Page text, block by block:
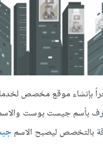
بإنشاء موقع مخصص
بأسم جيست بوست
بالتخصص ليصبح الاسم